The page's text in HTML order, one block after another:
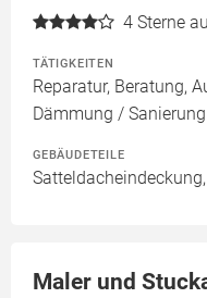
4 Sterne
TÄTIGKEITEN
Reparatur, Beratung,
Dämmung / Sanierung
GEBÄUDETEILE
Maler und